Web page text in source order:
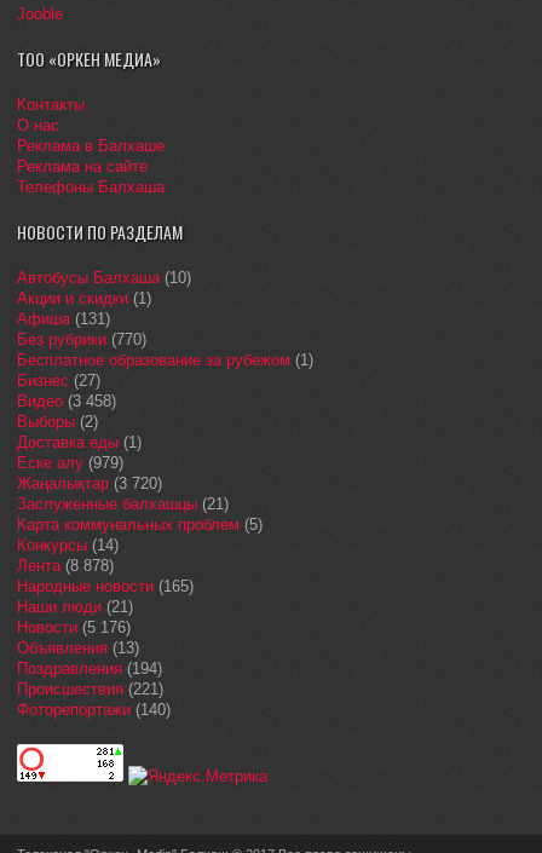
Jooble
ТОО «ОРКЕН МЕДИА»
Контакты
О нас
Реклама в Балхаше
Реклама на сайте
Телефоны Балхаша
НОВОСТИ ПО РАЗДЕЛАМ
Автобусы Балхаша (10)
Акции и скидки (1)
Афиша (131)
Без рубрики (770)
Бесплатное образование за рубежом (1)
Бизнес (27)
Видео (3 458)
Выборы (2)
Доставка еды (1)
Еске алу (979)
Жаңалықтар (3 720)
Заслуженные балхашцы (21)
Карта коммунальных проблем (5)
Конкурсы (14)
Лента (8 878)
Народные новости (165)
Наши люди (21)
Новости (5 176)
Объявления (13)
Поздравления (194)
Происшествия (221)
Фоторепортажи (140)